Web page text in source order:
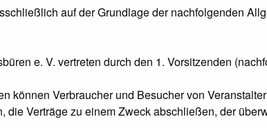
auf der Grundlage der nachfolgenden
e. V. vertreten durch den 1. Vorsitzenden
können Verbraucher und Besucher von
Verträge zu einem Zweck abschließen, der